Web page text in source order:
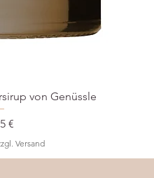
von Genüssle
€
Versand